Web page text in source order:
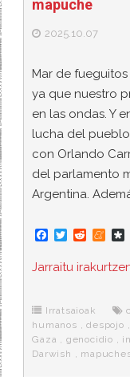
mapuche
2025.10.07
Mar de
ya que nuestro
en las ondas. Y
lucha del
con Orlando
del parlamento
Argentina.
F
e
o
k
T
t
r
R
d
d
M
n
e
e
r
a
Jarraitu
Irratsaioak
humanos ,despojo
Gaza , genocidio ,
Darwish ,